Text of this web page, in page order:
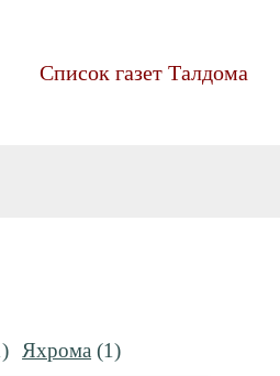
Список газет Талдома
Яхрома (1)